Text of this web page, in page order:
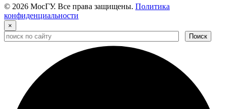
© 2026 МосГУ. Все права защищены. Политика
конфиденциальности
×